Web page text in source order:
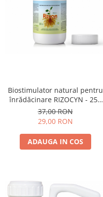
Biostimulator natural pentru
înrădăcinare RIZOCYN - 250
ml, legume, fructe, vie, pomi
37,00 RON
29,00 RON
ADAUGA IN COS